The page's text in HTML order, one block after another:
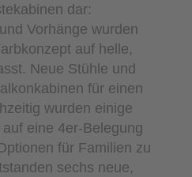
dar:
Vorhänge wurden
auf helle,
Neue Stühle und
für einen
wurden einige
eine 4er-Belegung
für Familien zu
sechs neue,